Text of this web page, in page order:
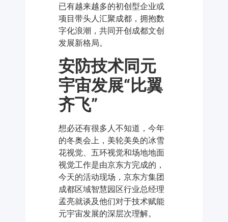
已有越来越多的初创型企业或
项目带头人汇聚成都，拥抱数
字化浪潮，共同开创成都文创
发展新格局。
安防技术同元
宇宙发展“比翼
齐飞”
想必还有很多人不知道，今年
的冬奥会上，美轮美奂的冰雪
花视觉、五环视觉和场地地面
视觉工作是由京东方完成的，
今天的活动现场，京东方集团
成都区域智慧园区行业总经理
孟亮就谈及他们对于技术赋能
元宇宙发展的深层次理解。